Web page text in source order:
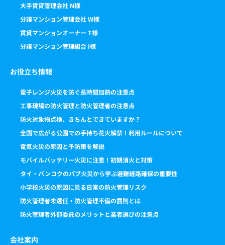
大手賃貸管理会社 N様
分譲マンション管理会社 W様
賃貸マンションオーナー T様
分譲マンション管理組合 I様
お役立ち情報
電子レンジ火災を防ぐ長時間加熱の注意点
工事現場の防火管理と防火管理者の注意点
防火対象物点検、きちんとできていますか？
全国で広がる公園での手持ち花火解禁！利用ルールについて
電気火災の原因と予防策を解説
モバイルバッテリー火災に注意！初期消火と対策
タイ・バンコクのパブ火災から学ぶ避難経路確保の重要性
小学校火災の原因に見る日常の防火管理リスク
防火管理者未選任・防火管理不備の罰則とは
防火管理者外部委託のメリットと業者選びの注意点
会社案内